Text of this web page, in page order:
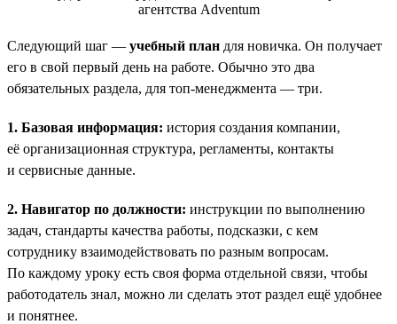
Следующий шаг — учебный план для новичка. Он получает
его в свой первый день на работе. Обычно это два
обязательных раздела, для топ-менеджмента — три.
1. Базовая информация: история создания компании,
её организационная структура, регламенты, контакты
и сервисные данные.
2. Навигатор по должности: инструкции по выполнению
задач, стандарты качества работы, подсказки, с кем
сотруднику взаимодействовать по разным вопросам.
По каждому уроку есть своя форма отдельной связи, чтобы
работодатель знал, можно ли сделать этот раздел ещё удобнее
и понятнее.